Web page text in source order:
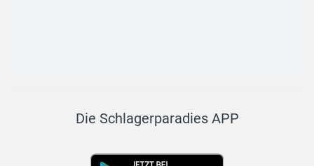
Die Schlagerparadies APP